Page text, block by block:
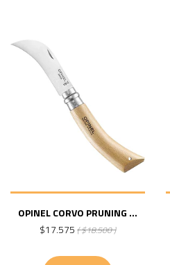
OPINEL CORVO PRUNING ...
$17.575 ( $18.500 )